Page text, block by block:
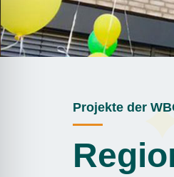
Projekte der